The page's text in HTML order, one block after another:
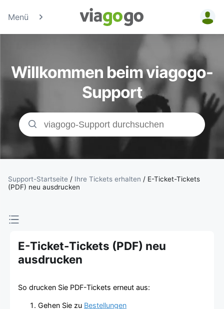
Menü
Tickets -
Konzert-,
&
| viagogo der
Willkommen beim viagogo-
Support
Support-Startseite / Ihre Tickets erhalten / E-Ticket-Tickets
(PDF) neu ausdrucken
E-Ticket-Tickets (PDF) neu
ausdrucken
So drucken Sie PDF-Tickets erneut aus:
Gehen Sie zu Bestellungen